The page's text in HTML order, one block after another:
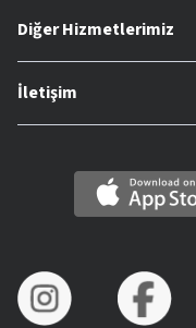
Diğer Hizmetlerimiz
İletişim